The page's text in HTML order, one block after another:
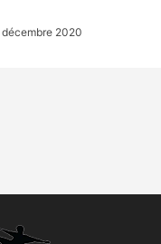
décembre 2020